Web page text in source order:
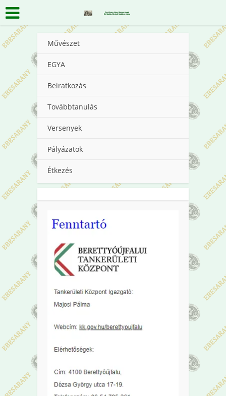
Művészet
EGYA
Beiratkozás
Továbbtanulás
Versenyek
Pályázatok
Étkezés